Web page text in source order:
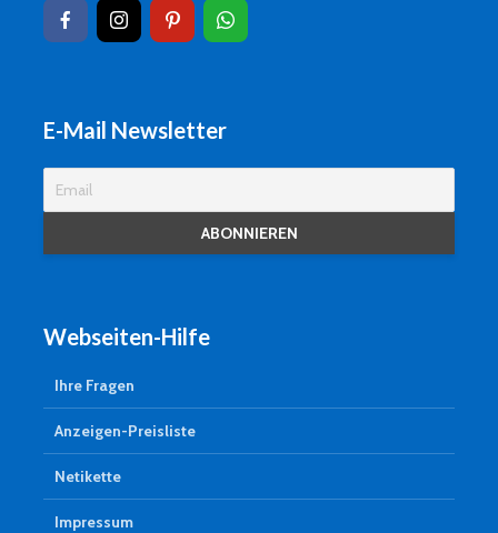
E-Mail Newsletter
Webseiten-Hilfe
Ihre Fragen
Anzeigen-Preisliste
Netikette
Impressum